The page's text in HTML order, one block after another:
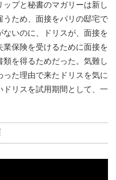
プと秘書のマガリーは新し
うため、面接をパリの邸宅で
いのに、ドリスが、面接を
保険を受けるために面接を
を得るためだった。気難し
た理由で来たドリスを気に
ドリスを試用期間として、一